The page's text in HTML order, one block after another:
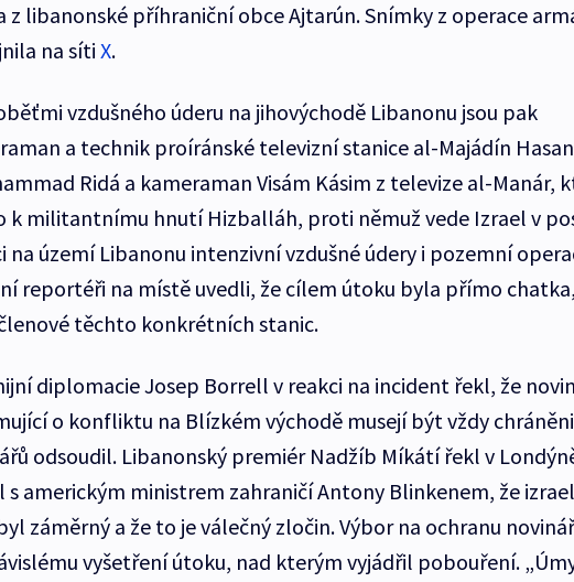
z libanonské příhraniční obce Ajtarún. Snímky z operace
na síti X.
vzdušného úderu na jihovýchodě Libanonu jsou pak
a technik proíránské televizní stanice al-Majádín
Ridá a kameraman Visám Kásim z televize al-Manár,
k militantnímu hnutí Hizballáh, proti němuž vede Izrael v
na území Libanonu intenzivní vzdušné údery i pozemní
reportéři na místě uvedli, že cílem útoku byla přímo
těchto konkrétních stanic.
diplomacie Josep Borrell v reakci na incident řekl, že
o konfliktu na Blízkém východě musejí být vždy
odsoudil. Libanonský premiér Nadžíb Míkátí řekl v
s americkým ministrem zahraničí Antony Blinkenem, že
záměrný a že to je válečný zločin. Výbor na ochranu
vyšetření útoku, nad kterým vyjádřil pobouření.